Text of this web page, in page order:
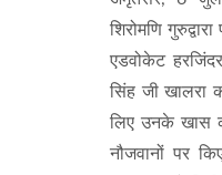
शिरोमणि
एडवोकेट
सिंह जी खालरा
लिए उनके खास
नौजवानों पर